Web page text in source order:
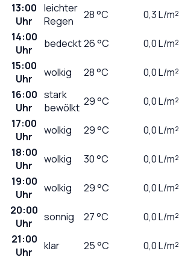
13:00
Uhr
leichter
Regen
28°C 0,3L/m²
14:00
Uhr
bedeckt26°C 0,0L/m²
15:00
Uhr
wolkig 28°C 0,0L/m²
16:00
Uhr
stark
bewölkt 29°C 0,0L/m²
17:00
Uhr
wolkig 29°C 0,0L/m²
18:00
Uhr
wolkig 30°C 0,0L/m²
19:00
Uhr
wolkig 29°C 0,0L/m²
20:00
Uhr
sonnig 27°C 0,0L/m²
21:00
Uhr
klar 25°C 0,0L/m²